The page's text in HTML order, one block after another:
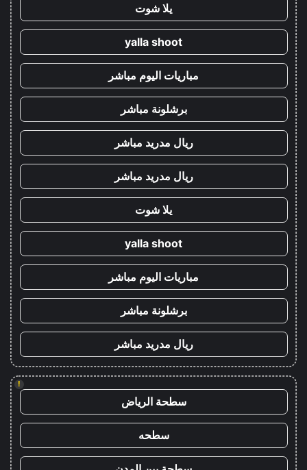
يلا شوت
yalla shoot
مباريات اليوم مباشر
برشلونة مباشر
ريال مدريد مباشر
ريال مدريد مباشر
يلا شوت
yalla shoot
مباريات اليوم مباشر
برشلونة مباشر
ريال مدريد مباشر
!
سطحة الرياض
سطحه